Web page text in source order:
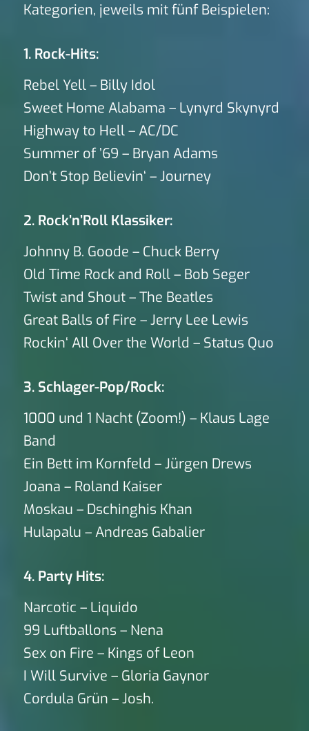
Kategorien, jeweils mit fünf Beispielen:
1. Rock-Hits:
Rebel Yell – Billy Idol
Sweet Home Alabama – Lynyrd Skynyrd
Highway to Hell – AC/DC
Summer of ’69 – Bryan Adams
Don’t Stop Believin‘ – Journey
2. Rock’n’Roll Klassiker:
Johnny B. Goode – Chuck Berry
Old Time Rock and Roll – Bob Seger
Twist and Shout – The Beatles
Great Balls of Fire – Jerry Lee Lewis
Rockin‘ All Over the World – Status Quo
3. Schlager-Pop/Rock:
1000 und 1 Nacht (Zoom!) – Klaus Lage
Band
Ein Bett im Kornfeld – Jürgen Drews
Joana – Roland Kaiser
Moskau – Dschinghis Khan
Hulapalu – Andreas Gabalier
4. Party Hits:
Narcotic – Liquido
99 Luftballons – Nena
Sex on Fire – Kings of Leon
I Will Survive – Gloria Gaynor
Cordula Grün – Josh.